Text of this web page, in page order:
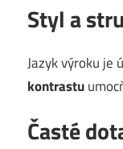
Styl a
Jazyk výroku je
kontrastu
Časté